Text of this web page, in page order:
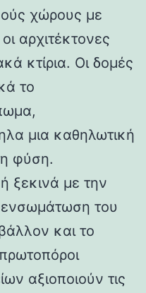
χώρους με
αρχιτέκτονες
κτίρια. Οι δομές
το
μια καθηλωτική
φύση.
ξεκινά με την
ενσωμάτωση του
και το
αξιοποιούν τις